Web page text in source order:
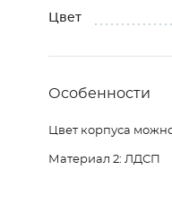
Цвет
Особенности
Цвет корпуса
Материал 2: ЛДСП